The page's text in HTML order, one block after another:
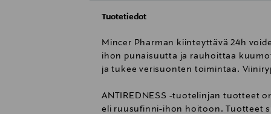
Tuotetiedot
Mincer Pharman kiinteyttävä 24h
ihon punaisuutta ja rauhoittaa
ja tukee verisuonten toimintaa.
ANTIREDNESS -tuotelinjan tuotteet
eli ruusufinni-ihon hoitoon. Tuotteet